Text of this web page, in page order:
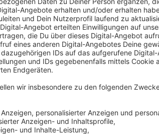
Es ist eine Aktion zum Energie sparen und
sechs Prozent Heizkosten eingespart,
trotzdem niemand frieren. - Bei einer
große Diskussion bei Facebook: Manche
erkälten. - Diese Woche machen 55
besprochen. Freitag gibt es in vielen